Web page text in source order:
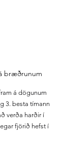
bræðrunum
á dögunum
3. besta tímann
verða harðir í
fjörið hefst í